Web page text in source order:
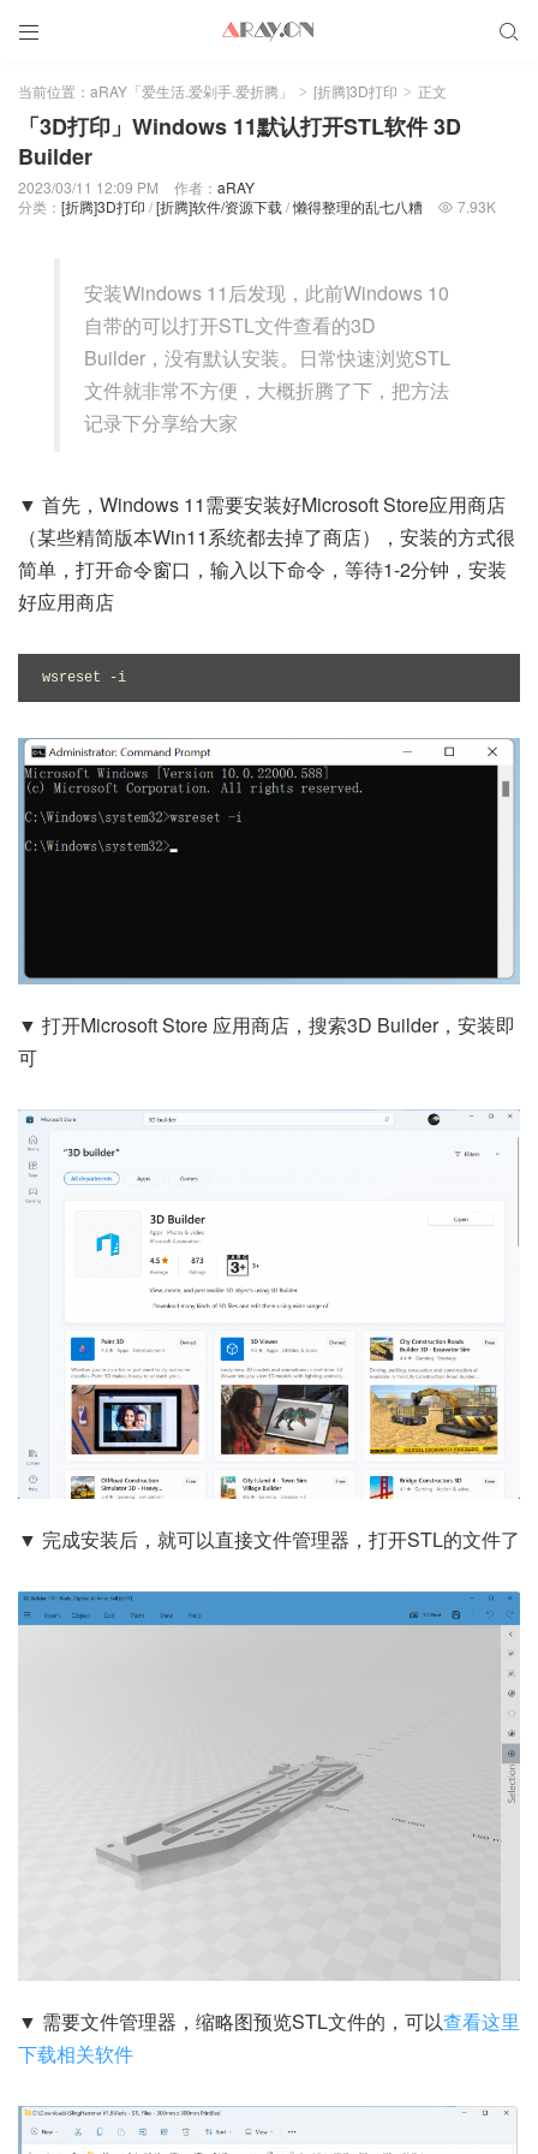
 
当前位置： aRAY「爱生活.爱剁手.爱折腾」 > [折腾]3D打印 > 正文
「3D打印」Windows 11默认打开STL软件 3D
Builder
2023/03/11 12:09 PM 作者： aRAY
分类： [折腾]3D打印 /[折腾]软件/资源下载 /懒得整理的乱七八糟  7.93K
安装Windows 11后发现，此前Windows 10
自带的可以打开STL文件查看的3D
Builder，没有默认安装。日常快速浏览STL
文件就非常不方便，大概折腾了下，把方法
记录下分享给大家
▼ 首先，Windows 11需要安装好Microsoft Store应用商店
（某些精简版本Win11系统都去掉了商店），安装的方式很
简单，打开命令窗口，输入以下命令，等待1-2分钟，安装
好应用商店
wsreset -i
▼ 打开Microsoft Store 应用商店，搜索3D Builder，安装即
可
▼ 完成安装后，就可以直接文件管理器，打开STL的文件了
▼ 需要文件管理器，缩略图预览STL文件的，可以查看这里
下载相关软件